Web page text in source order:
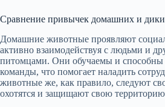
Сравнение привычек домашних и
Домашние животные проявляют
активно взаимодействуя с людьми и
питомцами. Они обучаемы и способны
команды, что помогает наладить
животные же, как правило, следуют
охотятся и защищают свою